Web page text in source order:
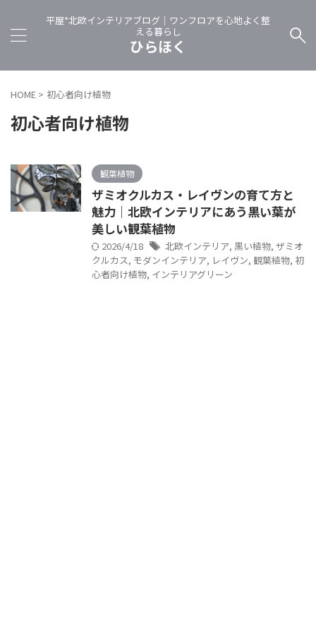
平屋*北欧インテリアブログ｜ワンフロアを心地よく整
える暮らし
ひらほく
HOME > 初心者向け植物
初心者向け植物
観葉植物
ザミオクルカス・レイヴンの育て方と
魅力｜北欧インテリアにあう黒い葉が
美しい観葉植物
2026/4/18 北欧インテリア, 黒い植物, ザミオ
クルカス, モダンインテリア, レイヴン, 観葉植物, 初
心者向け植物, インテリアグリーン